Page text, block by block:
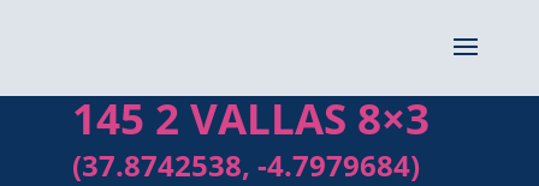
145 2 VALLAS 8×3
(37.8742538, -4.7979684)